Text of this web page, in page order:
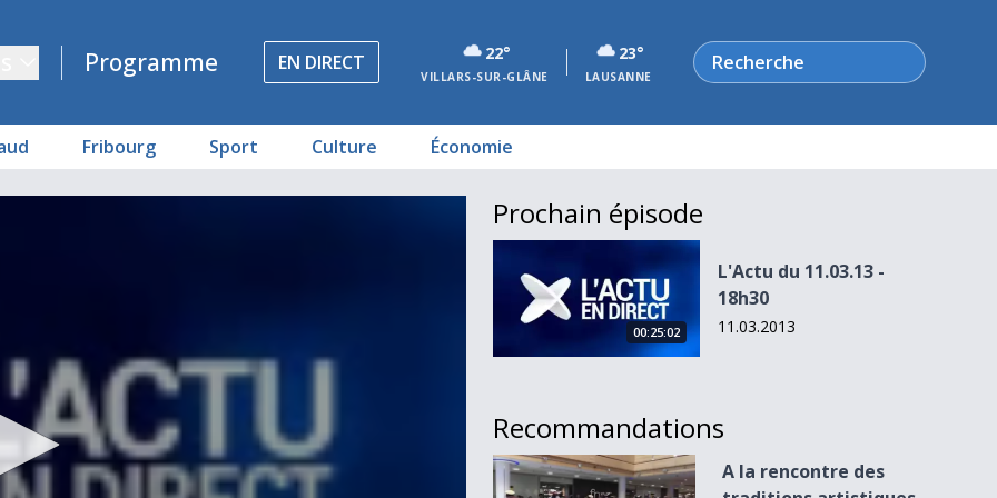
Programme EN DIRECT 22°
VILLARS-SUR-GLÂNE
23°
LAUSANNE
Rechercher
Fribourg Sport Culture Économie
Prochain épisode
L&#039;Actu du 11.03.13 - 18h30
00:25:02
L'Actu du 11.03.13 -
18h30
11.03.2013
Recommandations
A la rencontre des traditions artistiques du Tibet
A la rencontre des